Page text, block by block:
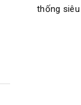
thống